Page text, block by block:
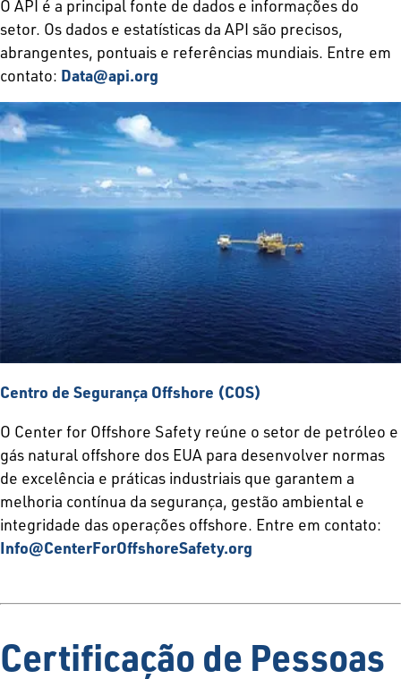
O API é a principal fonte de dados e informações do
setor. Os dados e estatísticas da API são precisos,
abrangentes, pontuais e referências mundiais. Entre em
contato: Data@api.org
Centro de Segurança Offshore (COS)
O Center for Offshore Safety reúne o setor de petróleo e
gás natural offshore dos EUA para desenvolver normas
de excelência e práticas industriais que garantem a
melhoria contínua da segurança, gestão ambiental e
integridade das operações offshore. Entre em contato:
Info@CenterForOffshoreSafety.org
Certificação de Pessoas